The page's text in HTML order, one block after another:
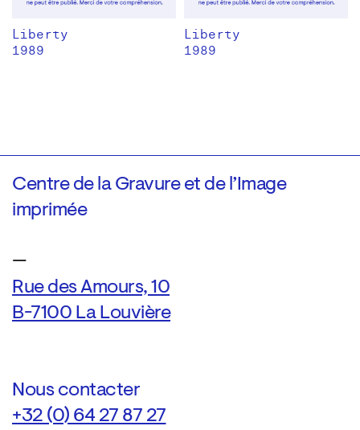
Liberty
1989
Liberty
1989
Centre de la Gravure et de l’Image
imprimée
—
Rue des Amours, 10
B-7100 La Louvière
Nous contacter
+32 (0) 64 27 87 27